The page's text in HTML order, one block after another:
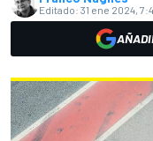
Editado: 31 ene 2024,